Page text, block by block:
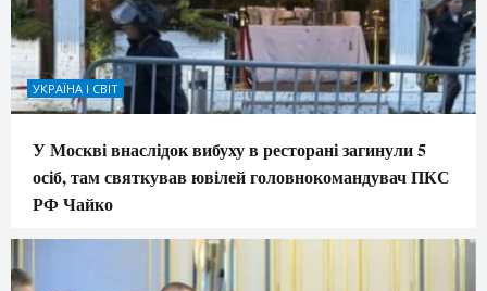
УКРАЇНА І СВІТ
У Москві внаслідок вибуху в ресторані загинули 5
осіб, там святкував ювілей головнокомандувач ПКС
РФ Чайко